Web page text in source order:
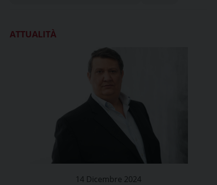
ATTUALITÀ
14 Dicembre 2024